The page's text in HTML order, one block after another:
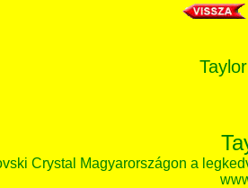
Crystal Magyarországon a